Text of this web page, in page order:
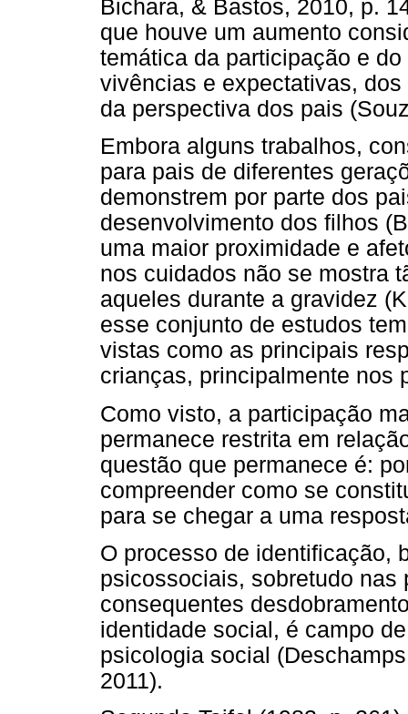
Bichara, & Bastos, 2010, p.
que houve um aumento
temática da participação e
vivências e expectativas,
da perspectiva dos pais
Embora alguns trabalhos,
para pais de diferentes
demonstrem por parte dos
desenvolvimento dos filhos
uma maior proximidade e
nos cuidados não se mostra
aqueles durante a gravidez
esse conjunto de estudos
vistas como as principais
crianças, principalmente nos
Como visto, a participação
permanece restrita em
questão que permanece é:
compreender como se
para se chegar a uma
O processo de identificação,
psicossociais, sobretudo
consequentes
identidade social, é campo
psicologia social
2011).